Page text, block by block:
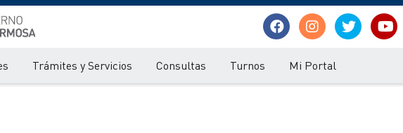
Trámites y Servicios Consultas Turnos Mi Portal